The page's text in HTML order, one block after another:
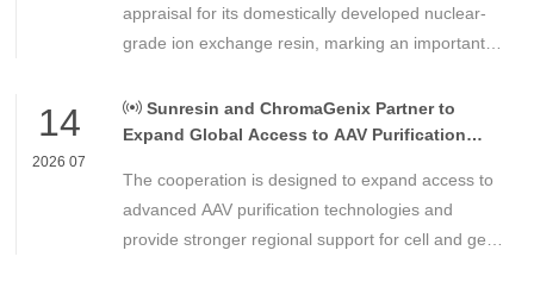
appraisal for its domestically developed nuclear-
grade ion exchange resin, marking an important
chemical materials for nuclear power applications.
14
2026 07
Sunresin and ChromaGenix Partner to
Expand Global Access to AAV Purification
The cooperation is designed to expand access to
advanced AAV purification technologies and
provide stronger regional support for cell and gene